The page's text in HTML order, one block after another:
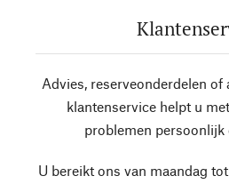
Advies, reserveonderdelen of
klantenservice helpt u
problemen persoonlijk
U bereikt ons van maandag